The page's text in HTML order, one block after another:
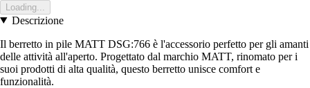
Loading...
Descrizione
Il berretto in pile MATT DSG:766 è l'accessorio perfetto per gli amanti
delle attività all'aperto. Progettato dal marchio MATT, rinomato per i
suoi prodotti di alta qualità, questo berretto unisce comfort e
funzionalità.